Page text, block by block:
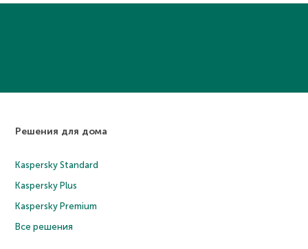
Решения для дома
Kaspersky Standard
Kaspersky Plus
Kaspersky Premium
Все решения